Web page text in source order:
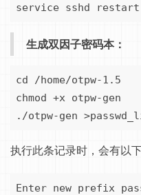
service sshd restart
生成双因子密码本：
cd /home/otpw-1.5
chmod +x otpw-gen
./otpw-gen
执行此条记录时，会有以
Enter new prefix